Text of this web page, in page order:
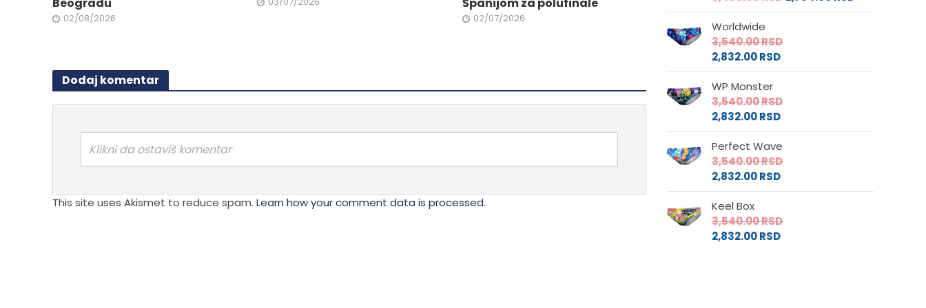
Beogradu
02/08/2026
Španijom za polufinale
02/07/2026
Dodaj komentar
Klikni da ostaviš komentar
This site uses Akismet to reduce spam. Learn how your comment data is processed.
Worldwide
3,540.00RSD
2,832.00RSD
WP Monster
3,540.00RSD
2,832.00RSD
Perfect Wave
3,540.00RSD
2,832.00RSD
Keel Box
3,540.00RSD
2,832.00RSD